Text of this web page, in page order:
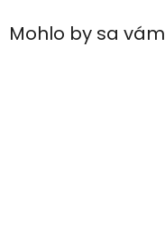
Mohlo by sa